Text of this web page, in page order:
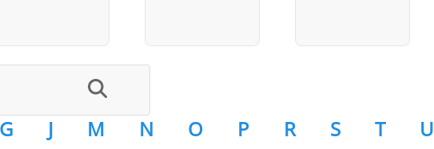
G J M N O P R S T U